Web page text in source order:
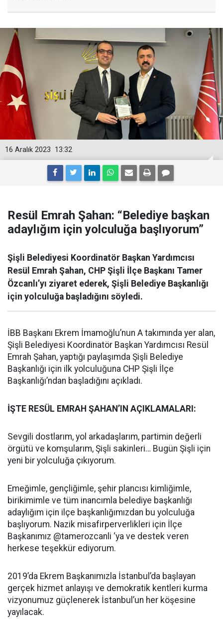
13:32
16 Aralık 2023
Resül Emrah Şahan: “Belediye başkan
adaylığım için yolculuğa başlıyorum”
Şişli Belediyesi Koordinatör Başkan Yardımcısı
Resül Emrah Şahan, CHP Şişli İlçe Başkanı Tamer
Özcanlı’yı ziyaret ederek, Şişli Belediye Başkanlığı
için yolculuğa başladığını söyledi.
İBB Başkanı Ekrem İmamoğlu’nun A takımında yer alan,
Şişli Belediyesi Koordinatör Başkan Yardımcısı Resül
Emrah Şahan, yaptığı paylaşımda Şişli Belediye
Başkanlığı için ilk yolculuğuna CHP Şişli İlçe
Başkanlığı’ndan başladığını açıkladı.
İŞTE RESÜL EMRAH ŞAHAN’IN AÇIKLAMALARI:
Sevgili dostlarım, yol arkadaşlarım, partimin değerli
örgütü ve komşularım, Şişli sakinleri… Bugün Şişli için
yeni bir yolculuğa çıkıyorum.
Emeğimle, gençliğimle, şehir plancısı kimliğimle,
birikimimle ve tüm inancımla belediye başkanlığı
adaylığım için ilçe başkanlığımızdan bu yolculuğa
başlıyorum. Nazik misafirperverlikleri için İlçe
Başkanımız @tamerozcanli ‘ya ve destek veren
herkese teşekkür ediyorum.
2019’da Ekrem Başkanımızla İstanbul’da başlayan
gerçek hizmet anlayışı ve demokratik kentleri kurma
vizyonumuz güçlenerek İstanbul’un her köşesine
yayılacak.